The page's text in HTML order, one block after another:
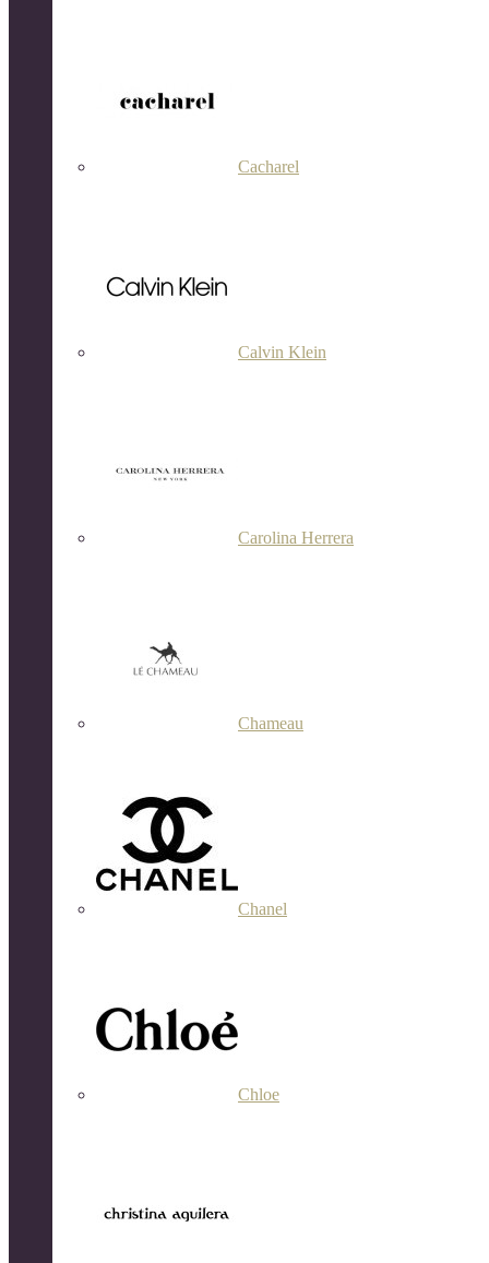
Cacharel
Calvin Klein
Carolina Herrera
Chameau
Chanel
Chloe